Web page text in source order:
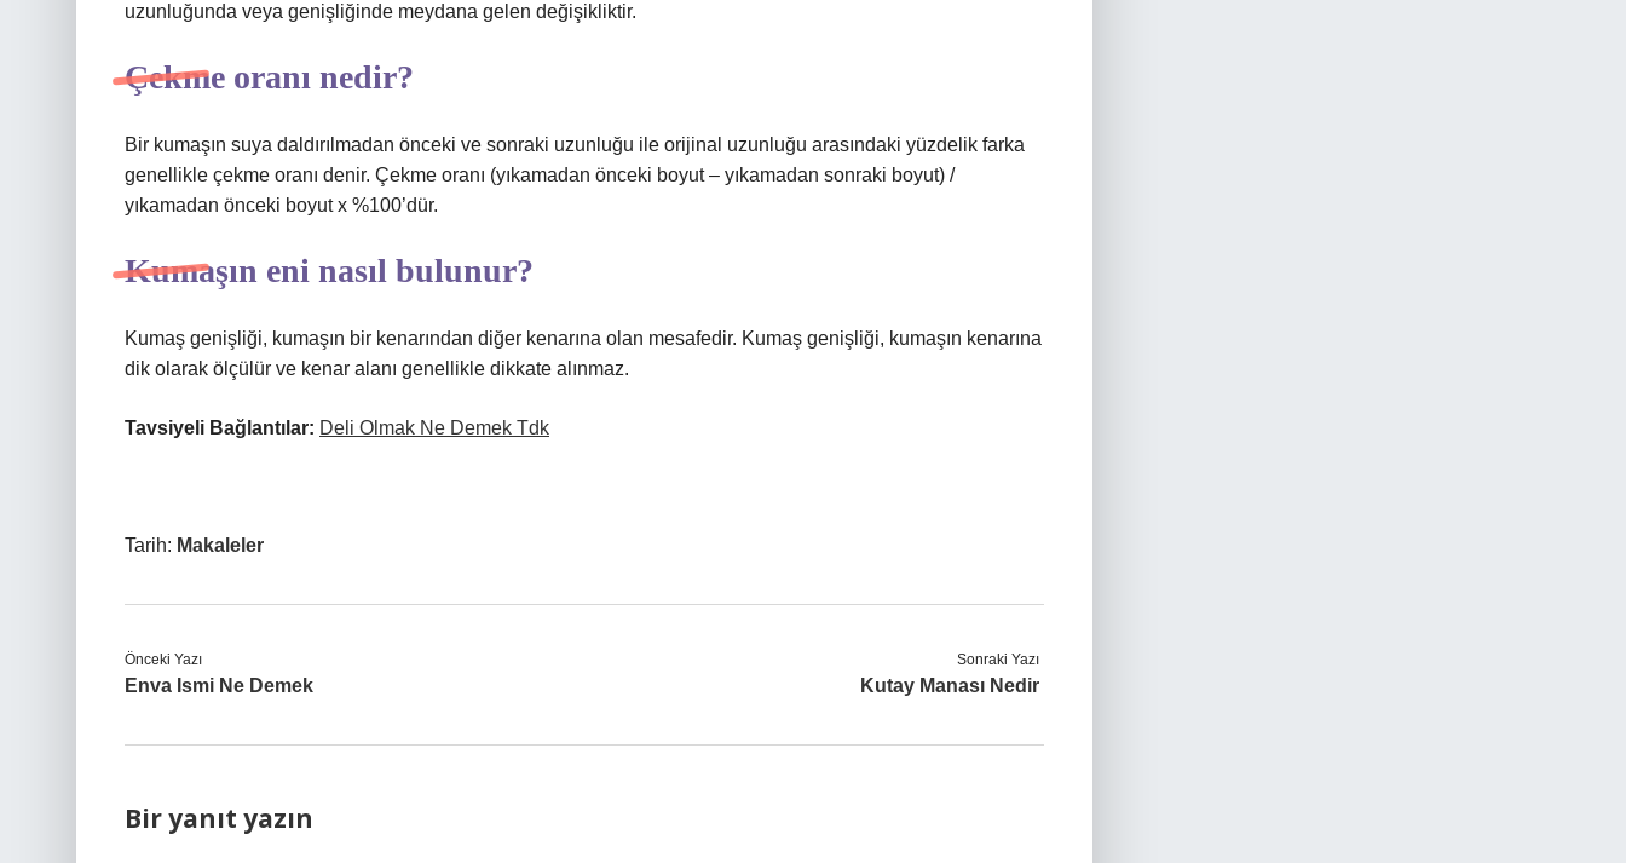
uzunluğunda veya genişliğinde meydana gelen değişikliktir.
Çekme oranı nedir?
Bir kumaşın suya daldırılmadan önceki ve sonraki uzunluğu ile orijinal uzunluğu arasındaki yüzdelik farka
genellikle çekme oranı denir. Çekme oranı (yıkamadan önceki boyut – yıkamadan sonraki boyut) /
yıkamadan önceki boyut x %100’dür.
Kumaşın eni nasıl bulunur?
Kumaş genişliği, kumaşın bir kenarından diğer kenarına olan mesafedir. Kumaş genişliği, kumaşın kenarına
dik olarak ölçülür ve kenar alanı genellikle dikkate alınmaz.
Tavsiyeli Bağlantılar: Deli Olmak Ne Demek Tdk
Tarih: Makaleler
Önceki Yazı
Enva Ismi Ne Demek
Sonraki Yazı
Kutay Manası Nedir
Bir yanıt yazın